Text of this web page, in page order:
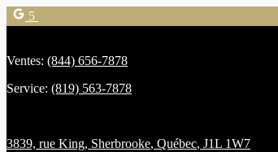
5
Ventes: (844) 656-7878
Service: (819) 563-7878
3839, rue King, Sherbrooke, Québec, J1L 1W7